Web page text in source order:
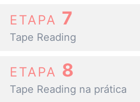
ETAPA 7
Tape Reading
ETAPA 8
Tape Reading na prática